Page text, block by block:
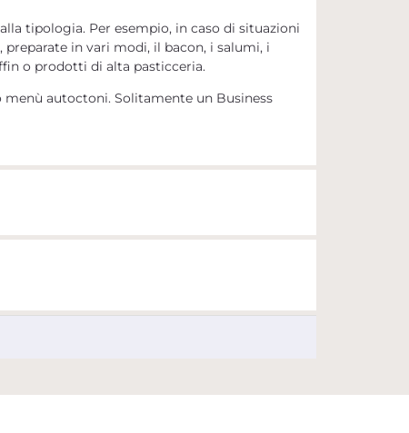
tipologia. Per esempio, in caso di situazioni
, preparate in vari modi, il bacon, i salumi, i
o prodotti di alta pasticceria.
autoctoni. Solitamente un Business